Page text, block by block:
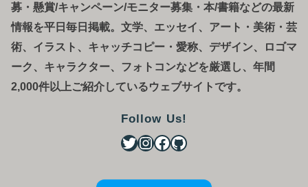
募 ・ 懸賞/キャンペーン/モニター募集・本/書籍などの最新
情報を平日毎日掲載。文学、エッセイ、アート・美術・芸
術、イラスト、キャッチコピー・愛称、デザイン、ロゴマ
ーク、キャラクター、フォトコンなどを厳選し、年間
2,000件以上ご紹介しているウェブサイトです。
Follow Us!